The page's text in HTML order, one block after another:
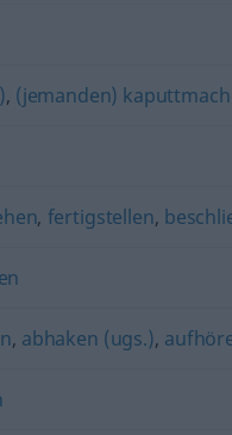
, (jemanden)
, fertigstellen,
, abhaken (ugs.),